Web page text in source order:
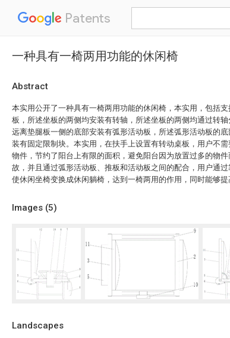
Patents
一种具有一椅两用功能的休闲椅
Abstract
本实用公开了一种具有一椅两用功能的休闲椅，本实用，包括
板，所述坐板的两侧均安装有转轴，所述坐板的两侧均通过转
远离垫腿板一侧的底部安装有弧形活动板，所述弧形活动板的
装有固定限制块。本实用，在扶手上设置有转动桌板，用户不
物件，节约了阳台上有限的面积，避免阳台因为放置过多的物
故，并且通过弧形活动板、推板和活动板之间的配合，用户通
使休闲坐椅变换成休闲躺椅，达到一椅两用的作用，同时能够提
Images (5)
Landscapes